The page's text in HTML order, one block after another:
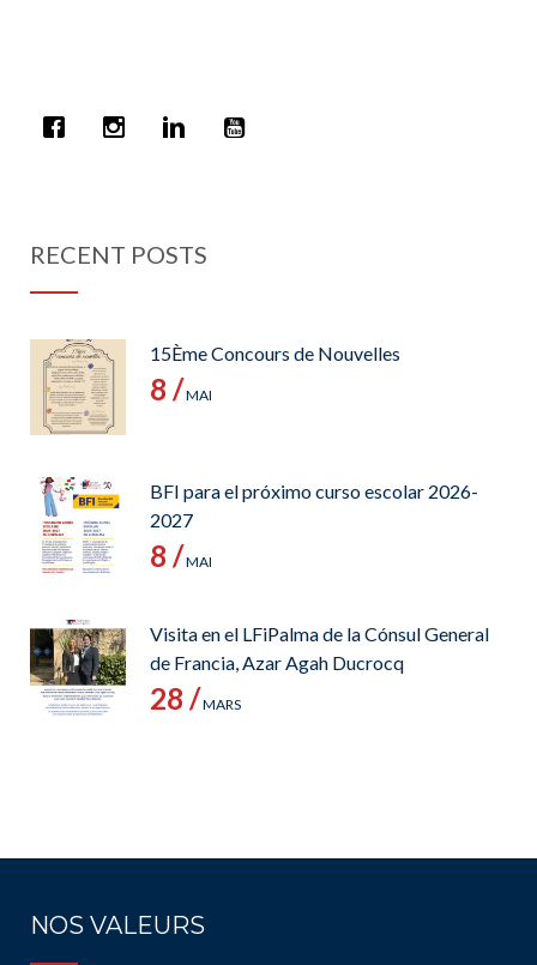
RECENT POSTS
15Ème Concours de Nouvelles
8 /MAI
BFI para el próximo curso escolar 2026-
2027
8 /MAI
Visita en el LFiPalma de la Cónsul General
de Francia, Azar Agah Ducrocq
28 /MARS
NOS VALEURS